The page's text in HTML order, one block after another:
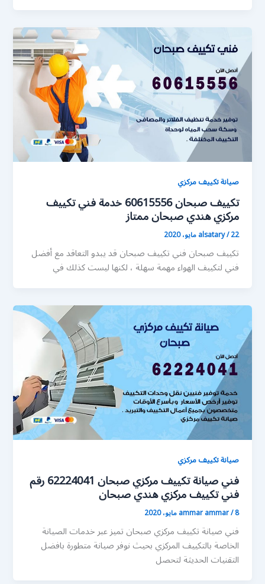
صيانة تكييف مركزي
تكييف صبحان 60615556 خدمة فني تكييف
مركزي هندي صبحان ممتاز
alsatary/22 مايو، 2020
تكييف صبحان فني تكييف صبحان قد يبدو التعاقد مع أفضل
فني لتكييف الهواء مهمة سهلة ، لكنها ليست كذلك في
صيانة تكييف مركزي
فني صيانة تكييف مركزي صبحان 62224041 رقم
فني تكييف مركزي هندي صبحان
ammar ammar/8 مايو، 2020
فني صيانة تكييف مركزي صبحان تميز عبر خدمات الصيانة
الخاصة بالتكييف المركزي بحيث نوفر صيانة متطورة بافضل
التقنيات الحديثة لتحصل